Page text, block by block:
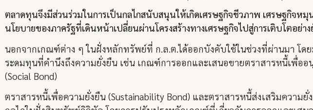
ตลาดทุนจึงมีส่วนร่วมในการเป็นกลไกสนับสนุนให้เกิดเศรษฐกิจชีวภาพ เศรษฐกิจหมุ
นโยบายของภาครัฐที่เดินหน้าเปลี่ยนผ่านโครงสร้างทางเศรษฐกิจไปสู่การเติบโตอย่าง
นอกจากเกณฑ์ต่าง ๆ ในฝั่งหลักทรัพย์ที่ ก.ล.ต.ได้ออกบังคับใช้ในช่วงที่ผ่านมา โ
ระดมทุนที่คำนึงถึงความยั่งยืน เช่น เกณฑ์การออกและเสนอขายตราสารหนี้เพื่อ
(Social Bond)
ตราสารหนี้เพื่อความยั่งยืน (Sustainability Bond) และตราสารหนี้ส่งเสริมความ